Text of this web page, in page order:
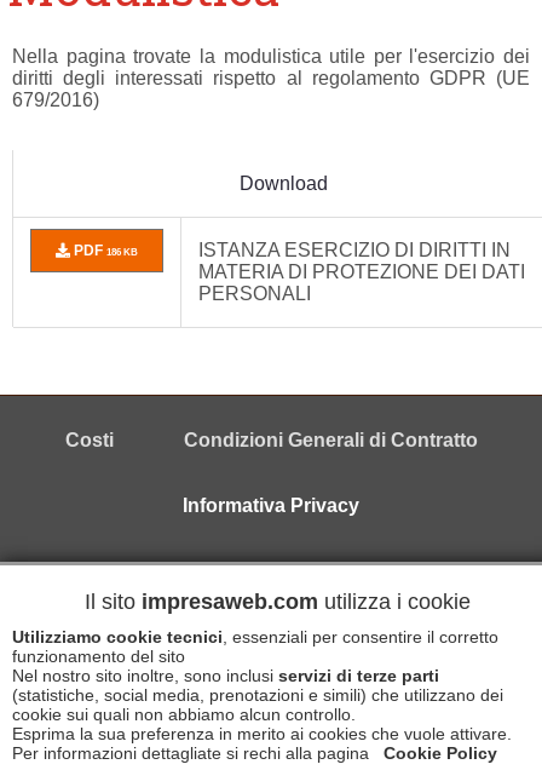
Nella pagina trovate la modulistica utile per l'esercizio dei
diritti degli interessati rispetto al regolamento GDPR (UE
679/2016)
Download
PDF 186 KB
ISTANZA ESERCIZIO DI DIRITTI IN
MATERIA DI PROTEZIONE DEI DATI
PERSONALI
Costi Condizioni Generali di Contratto
Informativa Privacy
Copyright © 2026 IMPRESAWEB s.r.l. - P.Iva 02639840699
Disclaimer
Informativa Cookies
Il sito impresaweb.com utilizza i cookie
Utilizziamo cookie tecnici , essenziali per consentire il corretto
funzionamento del sito
Nel nostro sito inoltre, sono inclusi servizi di terze parti
(statistiche, social media, prenotazioni e simili) che utilizzano dei
cookie sui quali non abbiamo alcun controllo.
Esprima la sua preferenza in merito ai cookies che vuole attivare.
Per informazioni dettagliate si rechi alla pagina
Cookie Policy